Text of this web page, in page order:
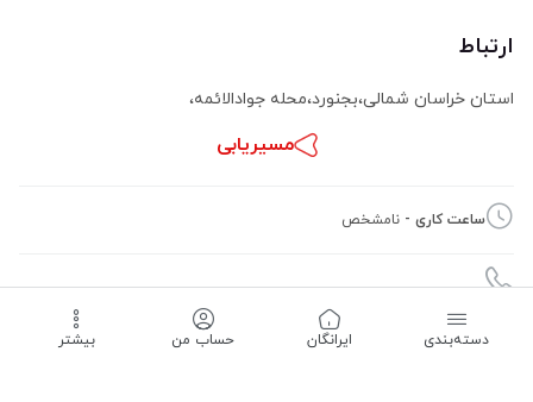
ارتباط
استان خراسان شمالی،بجنورد،محله جوادالائمه،
مسیریابی
ساعت کاری - نامشخص
09124904325
دسته‌بندی ‌ایرانگان حساب من بیشتر